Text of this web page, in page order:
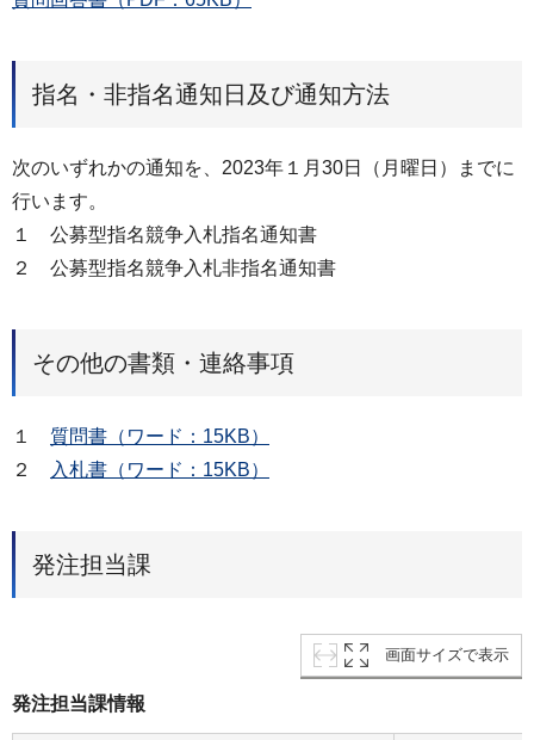
指名・非指名通知日及び通知方法
次のいずれかの通知を、2023年１月30日（月曜日）までに
行います。
１ 公募型指名競争入札指名通知書
２ 公募型指名競争入札非指名通知書
その他の書類・連絡事項
１ 質問書（ワード：15KB）
２
入札書（ワード：15KB）
発注担当課
画面サイズで表示
発注担当課情報